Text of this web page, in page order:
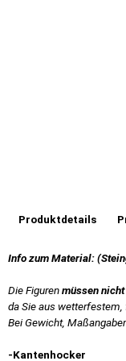
Produktdetails
Info zum Material:(
Die Figurenmüssen
da Sie aus
Bei Gewicht,
-Kantenhocker